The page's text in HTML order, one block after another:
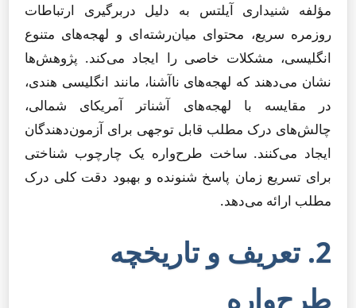
مؤلفه شنیداری آیلتس به دلیل دربرگیری ارتباطات
روزمره سریع، محتوای میان‌رشته‌ای و لهجه‌های متنوع
انگلیسی، مشکلات خاصی را ایجاد می‌کند. پژوهش‌ها
نشان می‌دهند که لهجه‌های ناآشنا، مانند انگلیسی هندی،
در مقایسه با لهجه‌های آشناتر آمریکای شمالی،
چالش‌های درک مطلب قابل توجهی برای آزمون‌دهندگان
ایجاد می‌کنند. ساخت طرح‌واره یک چارچوب شناختی
برای تسریع زمان پاسخ شنونده و بهبود دقت کلی درک
مطلب ارائه می‌دهد.
2. تعریف و تاریخچه
طرح‌واره